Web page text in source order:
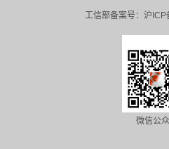
工信部备案号： 沪ICP
微信公